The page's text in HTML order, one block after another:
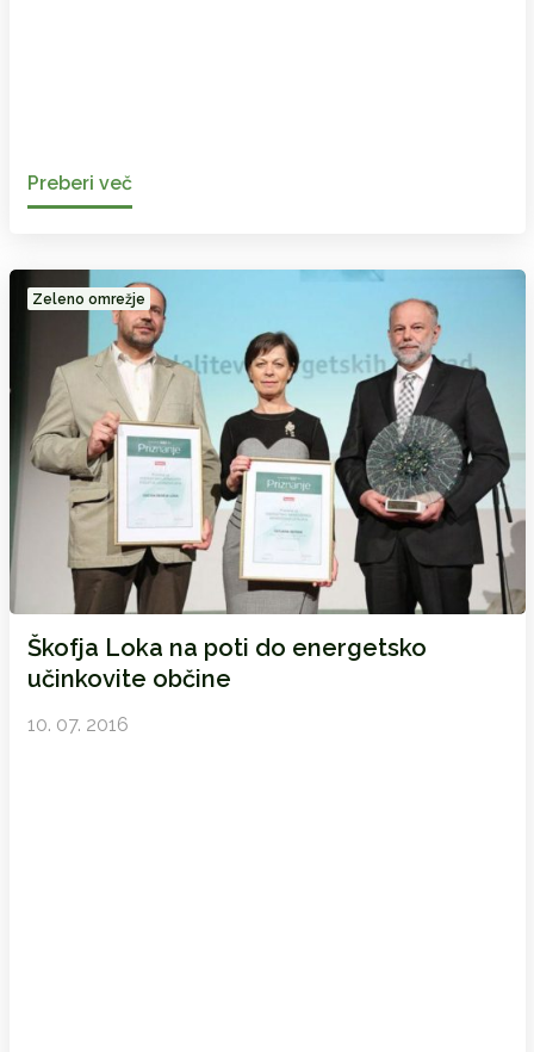
Preberi več
Zeleno omrežje
Škofja Loka na poti do energetsko
učinkovite občine
10. 07. 2016